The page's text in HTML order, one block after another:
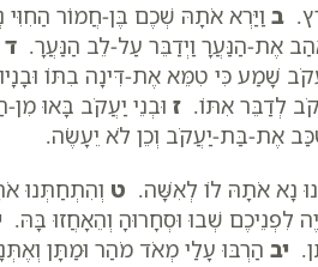
ב וַיַּרְא אֹתָהּ שְׁכֶם בֶּן-חֲמוֹר הַחִוִּי
אֶת-הַנַּעֲרָ וַיְדַבֵּר עַל-לֵב הַנַּעֲרָ. ד
שָׁמַע כִּי טִמֵּא אֶת-דִּינָה בִתּוֹ
לְדַבֵּר אִתּוֹ. ז וּבְנֵי יַעֲקֹב בָּאוּ
אֶת-בַּת-יַעֲקֹב וְכֵן לֹא יֵעָשֶׂה.
נָא אֹתָהּ לוֹ לְאִשָּׁה. ט וְהִתְחַתְּנוּ
לִפְנֵיכֶם שְׁבוּ וּסְחָרוּהָ וְהֵאָחֲזוּ בָּהּ.
יב הַרְבּוּ עָלַי מְאֹד מֹהַר וּמַתָּן